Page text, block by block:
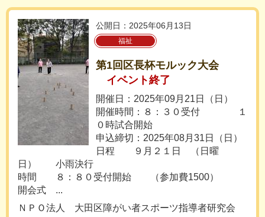
公開日：2025年06月13日
福祉
第1回区長杯モルック大会
イベント終了
開催日：2025年09月21日（日）
開催時間：８：３０受付 １
０時試合開始
申込締切：2025年08月31日（日）
日程 ９月２１日 （日曜
日） 小雨決行
時間 ８：８０受付開始 （参加費1500）
開会式 ...
ＮＰＯ法人 大田区障がい者スポーツ指導者研究会